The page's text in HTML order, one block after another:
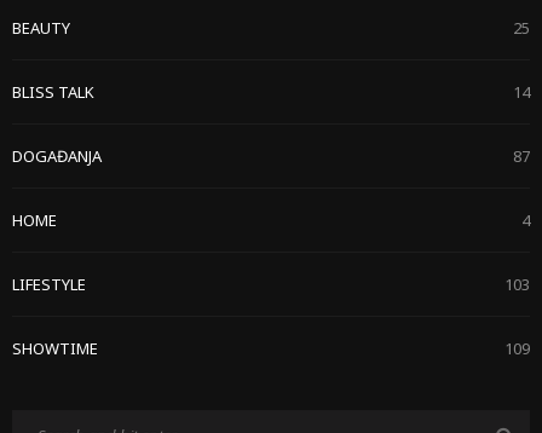
BEAUTY 25
BLISS TALK 14
DOGAĐANJA 87
HOME 4
LIFESTYLE 103
SHOWTIME 109